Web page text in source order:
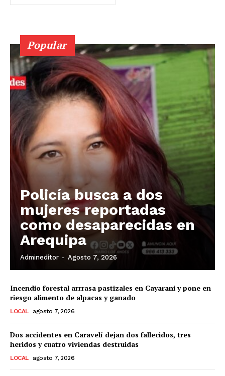
Popular
Policía busca a dos
mujeres reportadas
como desaparecidas en
Arequipa
Admineditor - Agosto 7, 2026
Incendio forestal arrrasa pastizales en Cayarani y pone en
riesgo alimento de alpacas y ganado
LOCAL agosto 7, 2026
Dos accidentes en Caravelí dejan dos fallecidos, tres
heridos y cuatro viviendas destruidas
LOCAL agosto 7, 2026